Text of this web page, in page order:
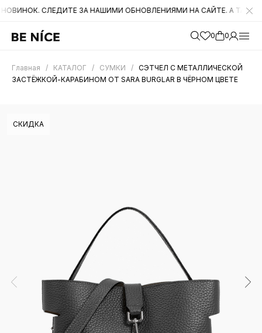
СЛЕДИТЕ ЗА НАШИМИ ОБНОВЛЕНИЯМИ НА САЙТЕ. А ТАКЖЕ БЫЛИ
0 0
Главная / КАТАЛОГ / СУМКИ / СЭТЧЕЛ С МЕТАЛЛИЧЕСКОЙ
ЗАСТЁЖКОЙ-КАРАБИНОМ ОТ SARA BURGLAR В ЧЁРНОМ ЦВЕТЕ
СКИДКА